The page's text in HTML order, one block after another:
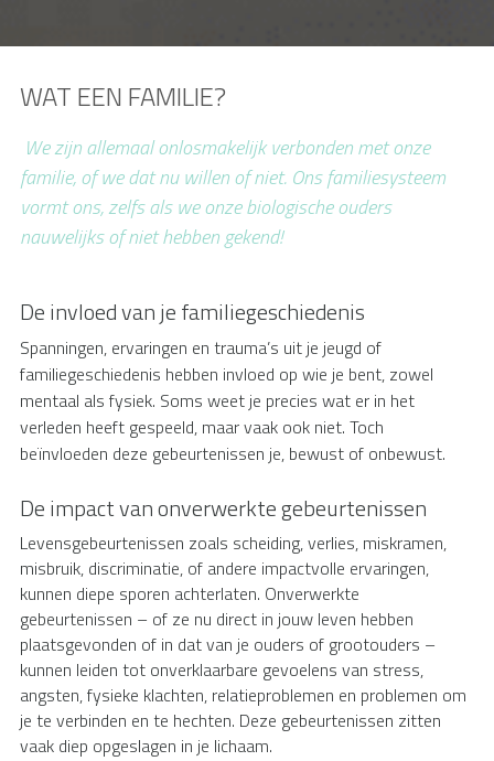
WAT EEN FAMILIE?
We zijn allemaal onlosmakelijk verbonden met onze
familie, of we dat nu willen of niet. Ons familiesysteem
vormt ons, zelfs als we onze biologische ouders
nauwelijks of niet hebben gekend!
De invloed van je familiegeschiedenis
Spanningen, ervaringen en trauma’s uit je jeugd of
familiegeschiedenis hebben invloed op wie je bent, zowel
mentaal als fysiek. Soms weet je precies wat er in het
verleden heeft gespeeld, maar vaak ook niet. Toch
beïnvloeden deze gebeurtenissen je, bewust of onbewust.
De impact van onverwerkte gebeurtenissen
Levensgebeurtenissen zoals scheiding, verlies, miskramen,
misbruik, discriminatie, of andere impactvolle ervaringen,
kunnen diepe sporen achterlaten. Onverwerkte
gebeurtenissen – of ze nu direct in jouw leven hebben
plaatsgevonden of in dat van je ouders of grootouders –
kunnen leiden tot onverklaarbare gevoelens van stress,
angsten, fysieke klachten, relatieproblemen en problemen om
je te verbinden en te hechten. Deze gebeurtenissen zitten
vaak diep opgeslagen in je lichaam.